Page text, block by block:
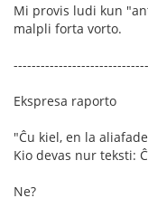
Mi provis ludi kun
malpli forta vorto.
Ekspresa raporto
"Ĉu kiel, en la
Kio devas nur teksti:
Ne?